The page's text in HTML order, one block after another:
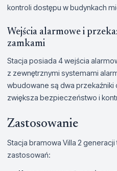
kontroli dostępu w budynkach
Wejścia alarmowe i
zamkami
Stacja posiada 4 wejścia
z zewnętrznymi systemami
wbudowane są dwa
zwiększa bezpieczeństwo i
Zastosowanie
Stacja bramowa Villa 2
zastosowań: